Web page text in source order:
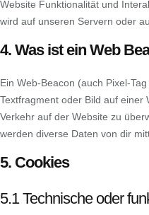
Website Funktionalität und
wird auf unseren Servern oder
4. Was ist ein Web
Ein Web-Beacon (auch Pixel-
Textfragment oder Bild auf einer
Verkehr auf der Website zu
werden diverse Daten von dir
5. Cookies
5.1 Technische oder